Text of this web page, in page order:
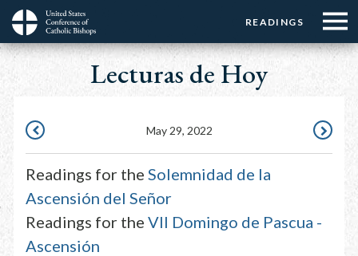
Skip
main
Menu:
Top
Buttons
READINGS
Menu:
Top
☰
Menu
Main
navigation
Lecturas de Hoy
28,
May 29, 2022
MAY
Readings for the Solemnidad de la
Ascensión del Señor
Readings for the VII Domingo de Pascua -
Ascensión